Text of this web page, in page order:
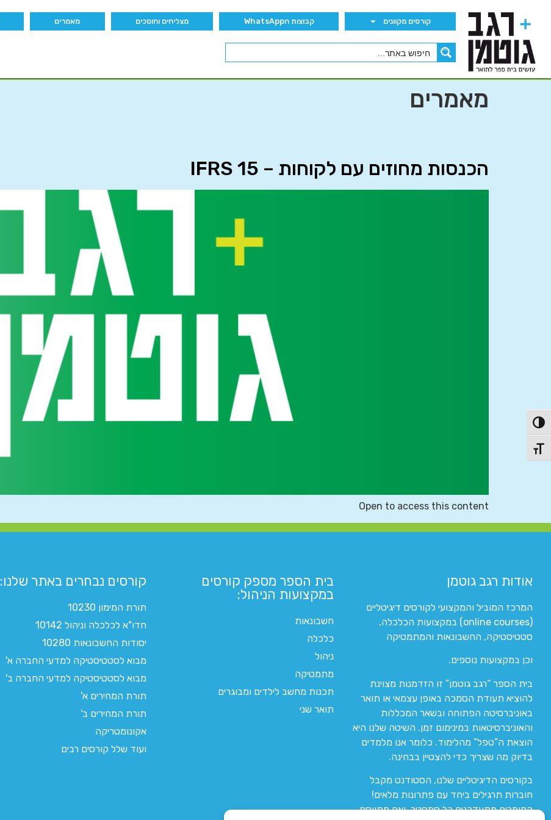
הפעל/כבה ניגודיות גבוהה
מתג גודל גופן
קורסים מקוונים קבוצות הWhatsApp מצליחים וחוסכים מאמרים
מאמרים
הכנסות מחוזים עם לקוחות – IFRS 15
Open to access this content
אודות רגב גוטמן
המרכז המוביל והמקצועי לקורסים דיגיטליים
(online courses) במקצועות הכלכלה,
סטטיסטיקה, החשבונאות והמתמטיקה
וכן במקצועות נוספים.
בית הספר “רגב גוטמן” זו הזדמנות מצוינת
להוציא תעודת הסמכה באופן עצמאי או תואר
באוניברסיטה הפתוחה ובשאר המכללות
והאוניברסיטאות במינימום זמן. השיטה שלנו היא
הוצאת ה”טפל” מהלימוד. כלומר אנו מלמדים
בדיוק מה שצריך כדי להצטיין בבחינה.
בקורסים הדיגיטליים שלנו, הסטודנט מקבל
חוברות תרגילים ביחד עם פתרונות מלאים!
החומרים מתעדכנים כל סמסטר, ואם מתווסף
בית הספר מספק קורסים
במקצועות הניהול:
חשבונאות
כלכלה
ניהול
מתמטיקה
תכנות מחשב לילדים ומבוגרים
תואר שני
קורסים נבחרים באתר שלנו:​
תורת המימון 10230
חדו"א לכלכלה וניהול 10142
יסודות החשבונאות 10280
מבוא לסטטיסטיקה למדעי החברה א'
מבוא לסטטיסטיקה למדעי החברה ב'
תורת המחירים א'
תורת המחירים ב'
אקונומטריקה
ועוד שלל קורסים רבים